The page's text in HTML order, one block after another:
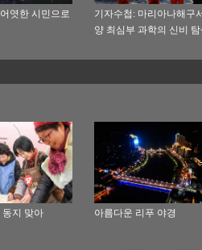
엿한 시민으로
기자수첩: 마리아나해구
양 최심부 과학의 신비 탐
동지 맞아 아름다운 리푸 야경